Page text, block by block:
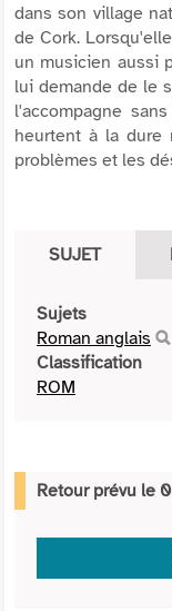
dans son village
de Cork.
un musicien aussi
lui demande de le
l'accompagne
heurtent à la dure
problèmes et les
SUJET
Sujets
Roman anglais
Classification
ROM
Retour prévu le